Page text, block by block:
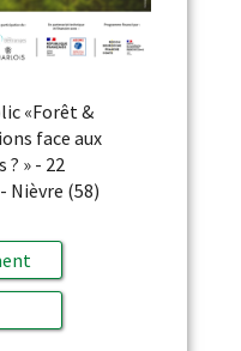
«Forêt &
face aux
» - 22
Nièvre (58)